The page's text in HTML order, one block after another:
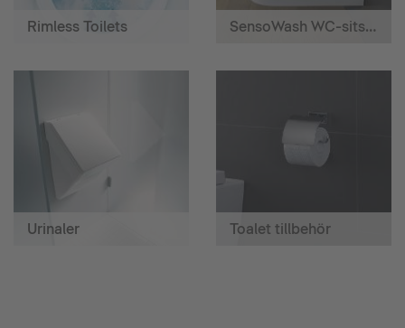
Rimless Toilets SensoWash WC-sits med hygiendusch
Urinaler Toalet tillbehör